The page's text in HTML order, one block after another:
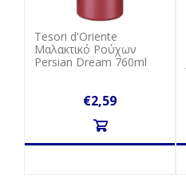
Tesori d'Oriente
Μαλακτικό Ρούχων
Persian Dream 760ml
€2,59